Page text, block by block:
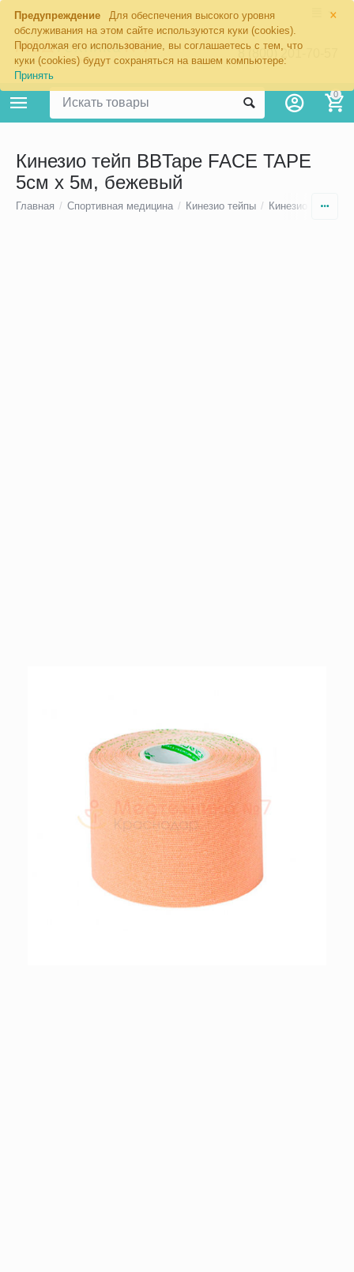
×
Предупреждение
Для обеспечения высокого уровня
обслуживания на этом сайте используются куки (cookies).
Продолжая его использование, вы соглашаетесь с тем, что
куки (cookies) будут сохраняться на вашем компьютере:
Принять
8 (800) 201-70-57
0
Кинезио тейп BBTape FACE TAPE
5см х 5м, бежевый
Главная / Спортивная медицина / Кинезио тейпы / Кинезио тейпы